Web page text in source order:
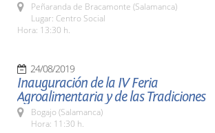
Peñaranda de Bracamonte (Salamanca)
Lugar: Centro Social
Hora: 13:30 h.
24/08/2019
Inauguración de la IV Feria
Agroalimentaria y de las Tradiciones
Bogajo (Salamanca)
Hora: 11:30 h.